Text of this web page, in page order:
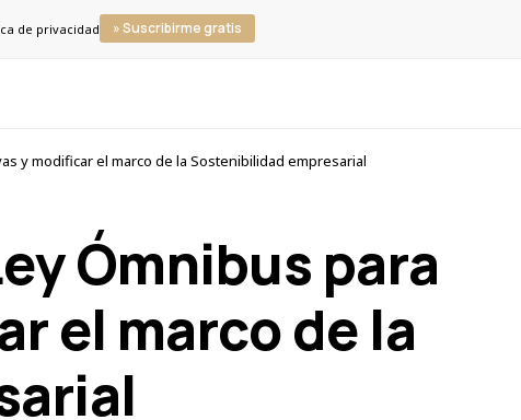
de privacidad » Suscribirme gratis
y modificar el marco de la Sostenibilidad empresarial
Ómnibus para
el marco de la